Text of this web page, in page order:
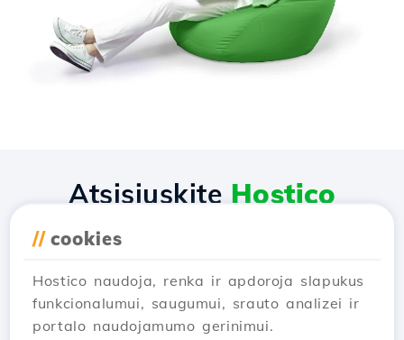
// cookies
Hostico naudoja, renka ir apdoroja slapukus
funkcionalumui, saugumui, srauto analizei ir
portalo naudojamumo gerinimui.
Atsisiųskite Hostico